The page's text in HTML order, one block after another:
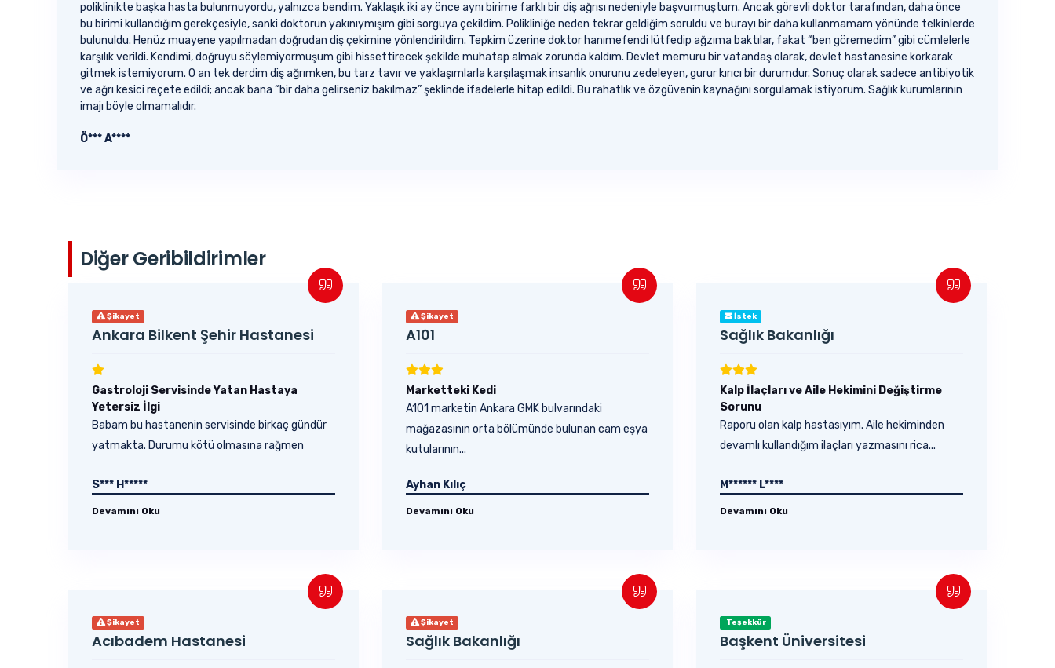
poliklinikte başka hasta bulunmuyordu, yalnızca bendim. Yaklaşık iki ay önce aynı birime farklı bir diş ağrısı nedeniyle başvurmuştum. Ancak görevli doktor tarafından, daha önce
bu birimi kullandığım gerekçesiyle, sanki doktorun yakınıymışım gibi sorguya çekildim. Polikliniğe neden tekrar geldiğim soruldu ve burayı bir daha kullanmamam yönünde telkinlerde
bulunuldu. Henüz muayene yapılmadan doğrudan diş çekimine yönlendirildim. Tepkim üzerine doktor hanımefendi lütfedip ağzıma baktılar, fakat “ben göremedim” gibi cümlelerle
karşılık verildi. Kendimi, doğruyu söylemiyormuşum gibi hissettirecek şekilde muhatap almak zorunda kaldım. Devlet memuru bir vatandaş olarak, devlet hastanesine korkarak
gitmek istemiyorum. O an tek derdim diş ağrımken, bu tarz tavır ve yaklaşımlarla karşılaşmak insanlık onurunu zedeleyen, gurur kırıcı bir durumdur. Sonuç olarak sadece antibiyotik
ve ağrı kesici reçete edildi; ancak bana “bir daha gelirseniz bakılmaz” şeklinde ifadelerle hitap edildi. Bu rahatlık ve özgüvenin kaynağını sorgulamak istiyorum. Sağlık kurumlarının
imajı böyle olmamalıdır.
Ö*** A****
Diğer Geribildirimler
Şikayet
Ankara Bilkent Şehir Hastanesi
Gastroloji Servisinde Yatan Hastaya
Yetersiz İlgi
Babam bu hastanenin servisinde birkaç gündür
yatmakta. Durumu kötü olmasına rağmen
S*** H*****
Devamını Oku
Şikayet
A101
Marketteki Kedi
A101 marketin Ankara GMK bulvarındaki
mağazasının orta bölümünde bulunan cam eşya
kutularının...
Ayhan Kılıç
Devamını Oku
İstek
Sağlık Bakanlığı
Kalp İlaçları ve Aile Hekimini Değiştirme
Sorunu
Raporu olan kalp hastasıyım. Aile hekiminden
devamlı kullandığım ilaçları yazmasını rica...
M****** L****
Devamını Oku
Şikayet
Acıbadem Hastanesi
Şikayet
Sağlık Bakanlığı
Teşekkür
Başkent Üniversitesi